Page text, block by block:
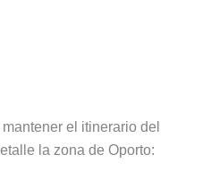
el itinerario del
la zona de Oporto: